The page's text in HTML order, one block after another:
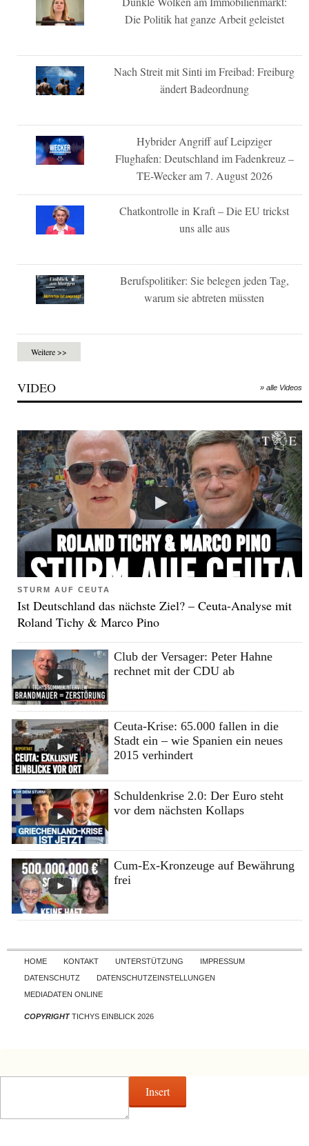
Die Politik hat ganze Arbeit geleistet
Nach Streit mit Sinti im Freibad: Freiburg
ändert Badeordnung
Hybrider Angriff auf Leipziger
Flughafen: Deutschland im Fadenkreuz –
TE-Wecker am 7. August 2026
Chatkontrolle in Kraft – Die EU trickst
uns alle aus
Berufspolitiker: Sie belegen jeden Tag,
warum sie abtreten müssten
Weitere >>
VIDEO » alle Videos
STURM AUF CEUTA
Ist Deutschland das nächste Ziel? – Ceuta-Analyse mit
Roland Tichy & Marco Pino
Club der Versager: Peter Hahne
rechnet mit der CDU ab
Ceuta-Krise: 65.000 fallen in die
Stadt ein – wie Spanien ein neues
2015 verhindert
Schuldenkrise 2.0: Der Euro steht
vor dem nächsten Kollaps
Cum-Ex-Kronzeuge auf Bewährung
frei
Skip to content
HOME KONTAKT UNTERSTÜTZUNG
IMPRESSUM
DATENSCHUTZ
DATENSCHUTZEINSTELLUNGEN
MEDIADATEN ONLINE
COPYRIGHTTICHYS EINBLICK 2026
Insert